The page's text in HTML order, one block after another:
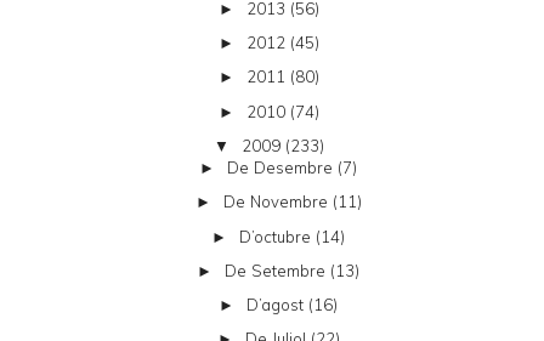
► 2013 (56)
► 2012 (45)
► 2011 (80)
► 2010 (74)
▼ 2009 (233)
► De Desembre (7)
► De Novembre (11)
► D’octubre (14)
► De Setembre (13)
► D’agost (16)